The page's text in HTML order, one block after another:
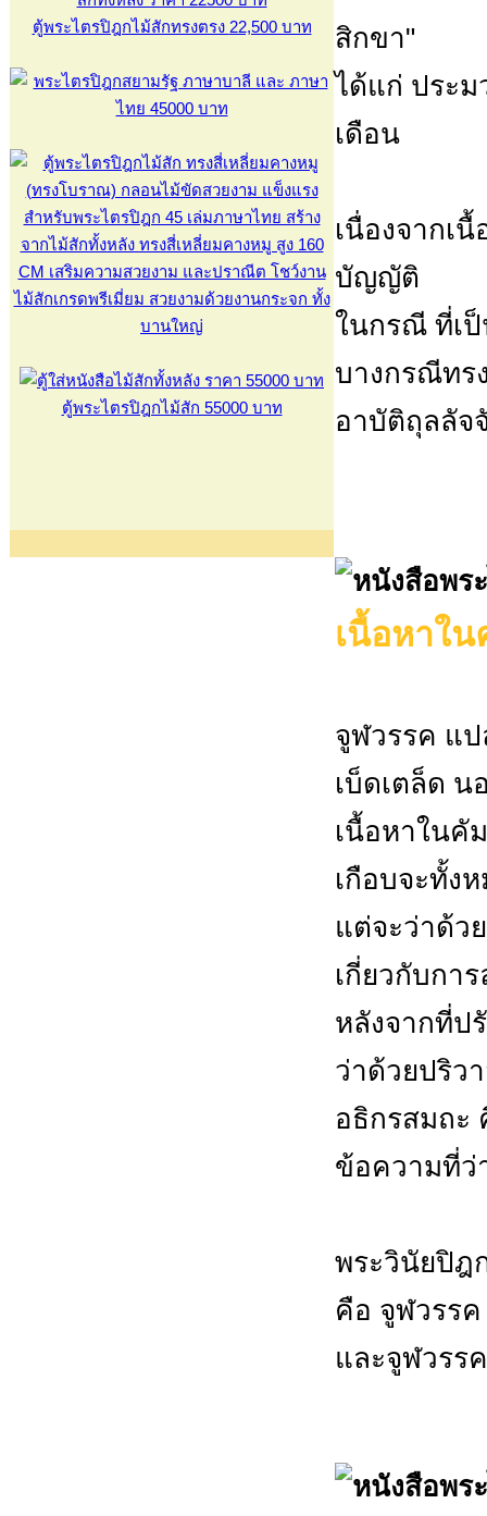
ตู้พระไตรปิฎกไม้สักทรงตรง 22,500 บาท
ตู้พระไตรปิฎกไม้สัก 55000 บาท
สิกขา"
ได้แก่ ประ
เดือน
เนื่องจากเ
บัญญัติ
ในกรณี ที่เ
บางกรณีทร
อาบัติถุลลัจ
เนื้อหาใ
จูฬวรรค แป
เบ็ดเตล็ด
เนื้อหาในคั
เกือบจะทั้ง
แต่จะว่าด้ว
เกี่ยวกับกา
หลังจากที่ป
ว่าด้วยปริว
อธิกรสมถะ
ข้อความที่ว่
พระวินัยปิฎ
คือ จูฬวรร
และจูฬวรร